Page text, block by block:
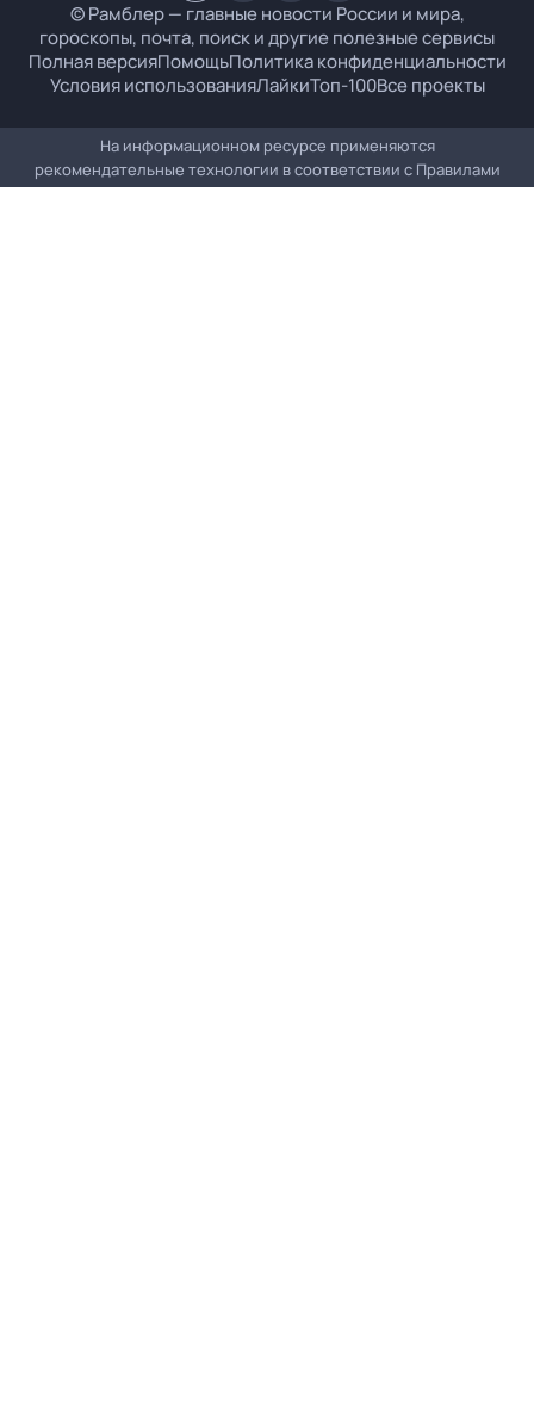
© Рамблер — главные новости России и мира,
гороскопы, почта, поиск и другие полезные сервисы
Полная версияПомощьПолитика конфиденциальности
Условия использованияЛайкиТоп-100Все проекты
На информационном ресурсе применяются
рекомендательные технологии в соответствии с Правилами